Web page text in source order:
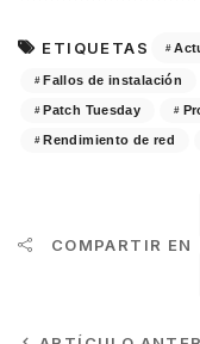
ETIQUETAS
Fallos de instalación
Patch Tuesday
Rendimiento de red
COMPARTIR EN